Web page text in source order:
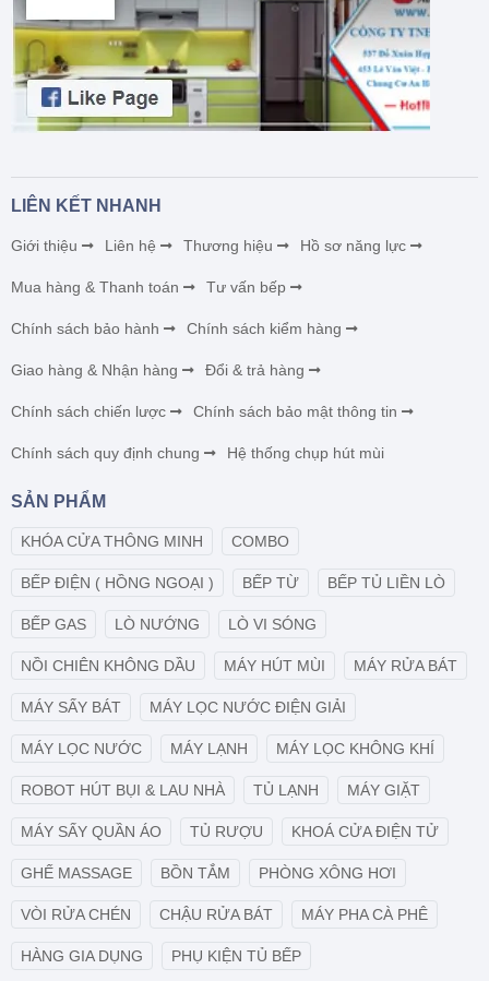
LIÊN KẾT NHANH
Giới thiệu Liên hệ Thương hiệu Hồ sơ năng lực
Mua hàng & Thanh toán Tư vấn bếp
Chính sách bảo hành Chính sách kiểm hàng
Giao hàng & Nhận hàng Đổi & trả hàng
Chính sách chiến lược Chính sách bảo mật thông tin
Chính sách quy định chung Hệ thống chụp hút mùi
SẢN PHẨM
KHÓA CỬA THÔNG MINH COMBO
BẾP ĐIỆN ( HỒNG NGOẠI ) BẾP TỪ BẾP TỦ LIỀN LÒ
BẾP GAS LÒ NƯỚNG LÒ VI SÓNG
NỒI CHIÊN KHÔNG DẦU MÁY HÚT MÙI MÁY RỬA BÁT
MÁY SẤY BÁT MÁY LỌC NƯỚC ĐIỆN GIẢI
MÁY LỌC NƯỚC MÁY LẠNH MÁY LỌC KHÔNG KHÍ
ROBOT HÚT BỤI & LAU NHÀ TỦ LẠNH MÁY GIẶT
MÁY SẤY QUẦN ÁO TỦ RƯỢU KHOÁ CỬA ĐIỆN TỬ
GHẾ MASSAGE BỒN TẮM PHÒNG XÔNG HƠI
VÒI RỬA CHÉN CHẬU RỬA BÁT MÁY PHA CÀ PHÊ
HÀNG GIA DỤNG PHỤ KIỆN TỦ BẾP